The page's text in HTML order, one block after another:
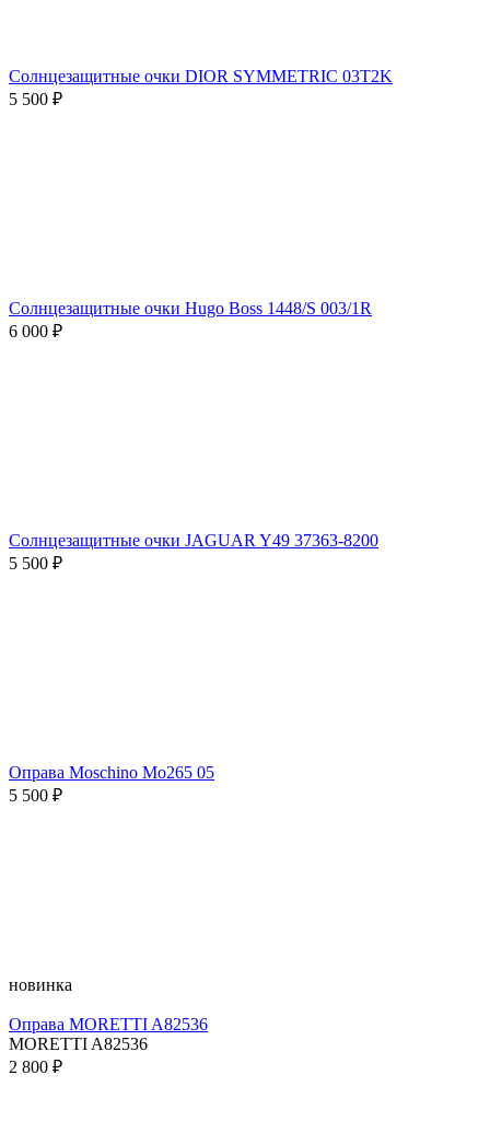
Солнцезащитные очки DIOR SYMMETRIC 03T2K
5 500 ₽
Солнцезащитные очки Hugo Boss 1448/S 003/1R
6 000 ₽
Солнцезащитные очки JAGUAR Y49 37363-8200
5 500 ₽
Оправа Moschino Mo265 05
5 500 ₽
новинка
Оправа MORETTI A82536
MORETTI A82536
2 800 ₽